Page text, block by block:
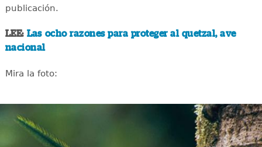
publicación.
LEE: Las ocho razones para proteger al quetzal, ave
nacional
Mira la foto: